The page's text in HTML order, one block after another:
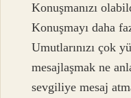
Konuşmanızı
Konuşmayı daha
Umutlarınızı çok
mesajlaşmak ne
sevgiliye mesaj